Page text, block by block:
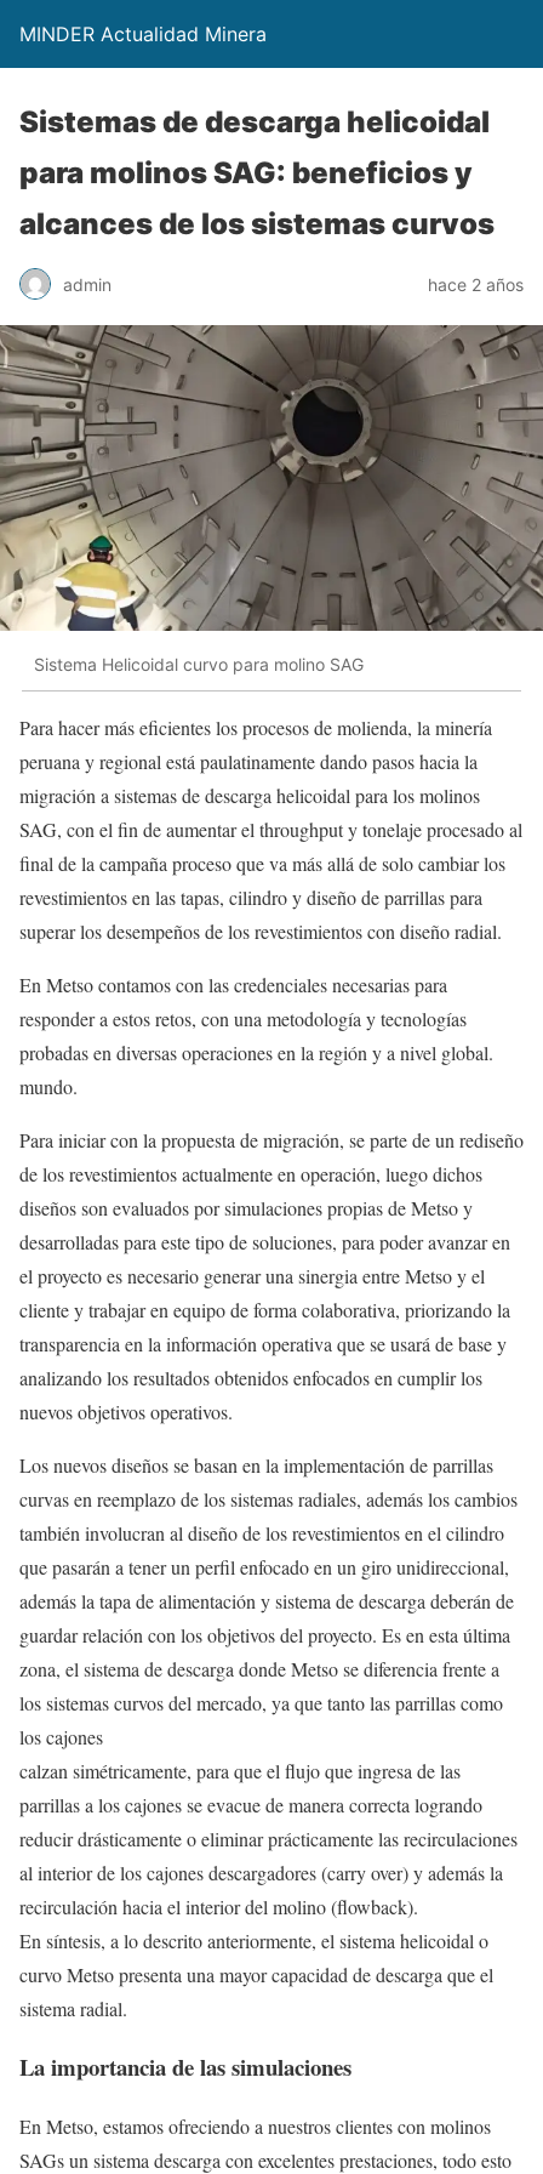
MINDER Actualidad Minera
Sistemas de descarga helicoidal
para molinos SAG: beneficios y
alcances de los sistemas curvos
admin hace 2 años
Sistema Helicoidal curvo para molino SAG
Para hacer más eficientes los procesos de molienda, la minería
peruana y regional está paulatinamente dando pasos hacia la
migración a sistemas de descarga helicoidal para los molinos
SAG, con el fin de aumentar el throughput y tonelaje procesado al
final de la campaña proceso que va más allá de solo cambiar los
revestimientos en las tapas, cilindro y diseño de parrillas para
superar los desempeños de los revestimientos con diseño radial.
En Metso contamos con las credenciales necesarias para
responder a estos retos, con una metodología y tecnologías
probadas en diversas operaciones en la región y a nivel global.
mundo.
Para iniciar con la propuesta de migración, se parte de un rediseño
de los revestimientos actualmente en operación, luego dichos
diseños son evaluados por simulaciones propias de Metso y
desarrolladas para este tipo de soluciones, para poder avanzar en
el proyecto es necesario generar una sinergia entre Metso y el
cliente y trabajar en equipo de forma colaborativa, priorizando la
transparencia en la información operativa que se usará de base y
analizando los resultados obtenidos enfocados en cumplir los
nuevos objetivos operativos.
Los nuevos diseños se basan en la implementación de parrillas
curvas en reemplazo de los sistemas radiales, además los cambios
también involucran al diseño de los revestimientos en el cilindro
que pasarán a tener un perfil enfocado en un giro unidireccional,
además la tapa de alimentación y sistema de descarga deberán de
guardar relación con los objetivos del proyecto. Es en esta última
zona, el sistema de descarga donde Metso se diferencia frente a
los sistemas curvos del mercado, ya que tanto las parrillas como
los cajones
calzan simétricamente, para que el flujo que ingresa de las
parrillas a los cajones se evacue de manera correcta logrando
reducir drásticamente o eliminar prácticamente las recirculaciones
al interior de los cajones descargadores (carry over) y además la
recirculación hacia el interior del molino (flowback).
En síntesis, a lo descrito anteriormente, el sistema helicoidal o
curvo Metso presenta una mayor capacidad de descarga que el
sistema radial.
La importancia de las simulaciones
En Metso, estamos ofreciendo a nuestros clientes con molinos
SAGs un sistema descarga con excelentes prestaciones, todo esto